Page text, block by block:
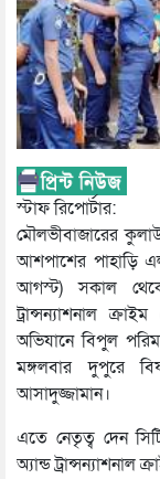
স্টাফ রিপোর্টার:
মৌলভীবাজারের
আশপাশের পাহাড়ি
আগস্ট) সকাল থেকে
ট্রান্সন্যাশনাল
অভিযানে বিপুল
মঙ্গলবার দুপুরে
আসাদুজ্জামান।
এতে নেতৃত্ব দেন
অ্যান্ড ট্রান্সন্যাশনাল